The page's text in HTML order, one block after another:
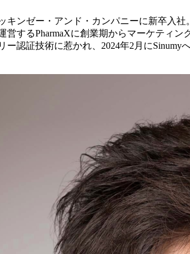
キンゼー・アンド・カンパニーに新卒入
営するPharmaXに創業期からマーケティ
ー認証技術に惹かれ、2024年2月に